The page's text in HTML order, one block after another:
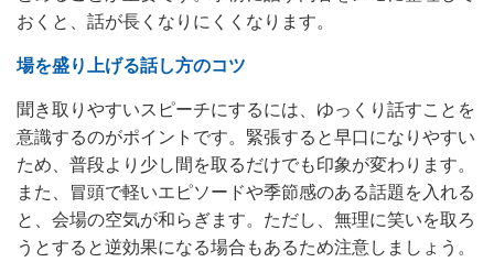
おくと、話が長くなりにくくなります。
場を盛り上げる話し方のコツ
聞き取りやすいスピーチにするには、ゆっくり話すことを
意識するのがポイントです。緊張すると早口になりやすい
ため、普段より少し間を取るだけでも印象が変わります。
また、冒頭で軽いエピソードや季節感のある話題を入れる
と、会場の空気が和らぎます。ただし、無理に笑いを取ろ
うとすると逆効果になる場合もあるため注意しましょう。